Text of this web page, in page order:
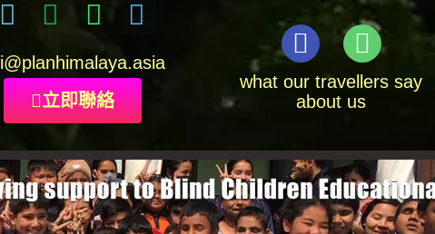
@planhimalaya.asia
立即聯絡
what our travellers say
about us